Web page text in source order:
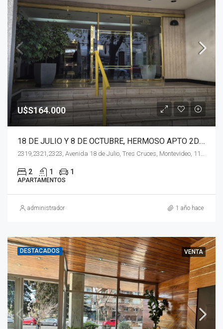
U$S164.000
18 DE JULIO Y 8 DE OCTUBRE, HERMOSO APTO 2D. CON GARAGE
2 1 1
APARTAMENTOS
administrador 1 año hace
DESTACADOS VENTA